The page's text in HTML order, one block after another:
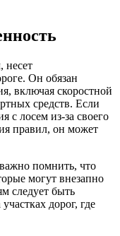
несет
Он обязан
включая скоростной
средств. Если
с лосем из-за своего
правил, он может
помнить, что
могут внезапно
следует быть
дорог, где